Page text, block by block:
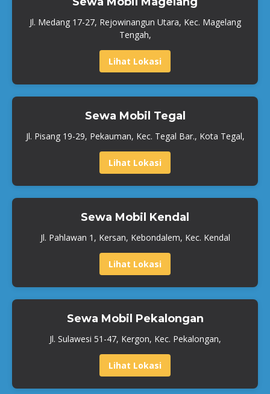
Jl. Medang 17-27, Rejowinangun Utara, Kec. Magelang
Tengah,
Lihat Lokasi
Sewa Mobil Tegal
Jl. Pisang 19-29, Pekauman, Kec. Tegal Bar., Kota Tegal,
Lihat Lokasi
Sewa Mobil Kendal
Jl. Pahlawan 1, Kersan, Kebondalem, Kec. Kendal
Lihat Lokasi
Sewa Mobil Pekalongan
Jl. Sulawesi 51-47, Kergon, Kec. Pekalongan,
Lihat Lokasi